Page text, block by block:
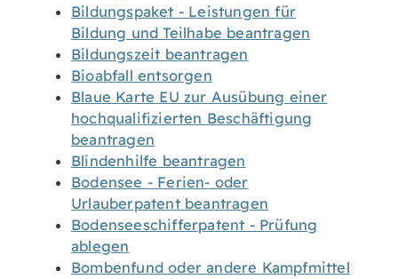
Bildungspaket - Leistungen für
Bildung und Teilhabe beantragen
Bildungszeit beantragen
Bioabfall entsorgen
Blaue Karte EU zur Ausübung einer
hochqualifizierten Beschäftigung
beantragen
Blindenhilfe beantragen
Bodensee - Ferien- oder
Urlauberpatent beantragen
Bodenseeschifferpatent - Prüfung
ablegen
Bombenfund oder andere Kampfmittel